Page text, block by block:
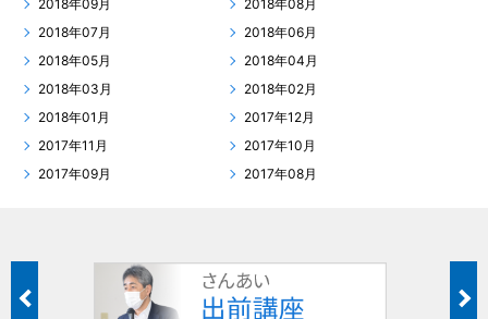
2018年09月
2018年08月
2018年07月
2018年06月
2018年05月
2018年04月
2018年03月
2018年02月
2018年01月
2017年12月
2017年11月
2017年10月
2017年09月
2017年08月